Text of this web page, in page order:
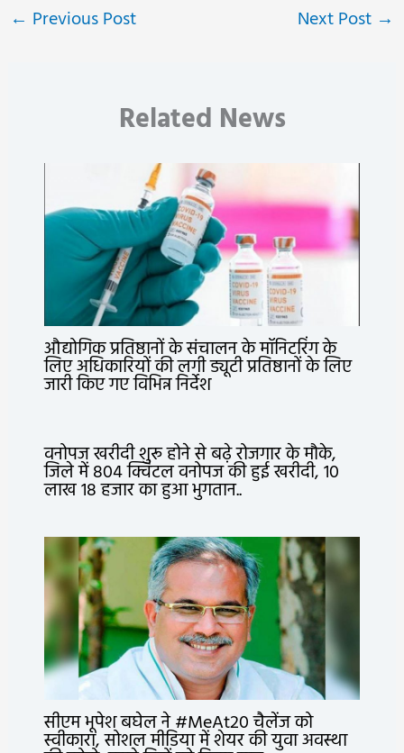
← Previous Post Next Post →
Related News
औद्योगिक प्रतिष्ठानों के संचालन के मॉनिटरिंग के
लिए अधिकारियों की लगी ड्यूटी प्रतिष्ठानों के लिए
जारी किए गए विभिन्न निर्देश
वनोपज खरीदी शुरू होने से बढ़े रोजगार के मौके,
जिले में 804 क्विंटल वनोपज की हुई खरीदी, 10
लाख 18 हजार का हुआ भुगतान..
सीएम भूपेश बघेल ने #MeAt20 चैलेंज को
स्वीकारा, सोशल मीडिया में शेयर की युवा अवस्था